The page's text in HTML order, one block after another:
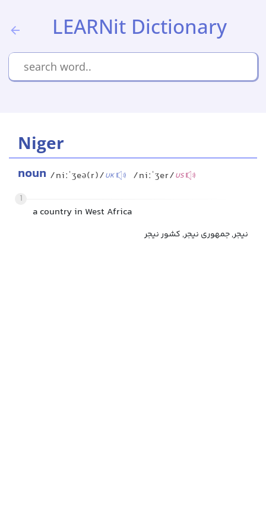
LEARNit Dictionary
Niger
noun /niːˈʒeə(r)/UK /niːˈʒer/US
1
a country in West Africa
نیجر, جمهوری نیجر, کشور نیجر